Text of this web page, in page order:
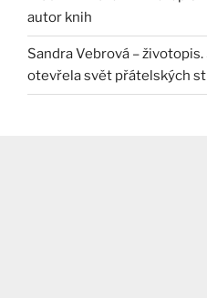
autor knih
Sandra Vebrová –
otevřela svět přátelských